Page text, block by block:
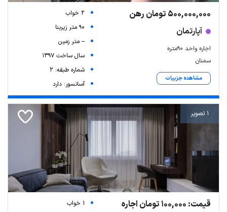
500,000,000 تومان رهن
آپارتمان
اجاره واحد ۹۰متره
سمنان
مشاهده جزییات
2 خواب
90 متر زیربنا
-- متر زمین
سال ساخت 1397
شماره طبقه: 2
آسانسور: دارد
1 تصویر
قیمت: 100,000 تومان اجاره
1 خواب